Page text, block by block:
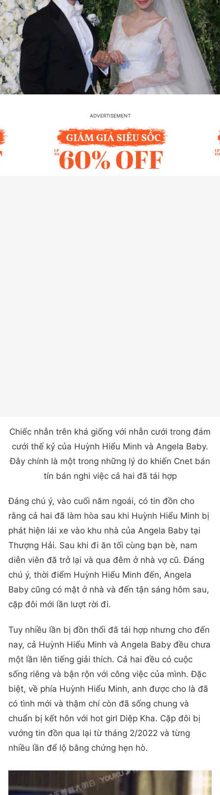
Chiếc nhẫn trên khá giống với nhẫn cưới trong đám
cưới thế kỷ của Huỳnh Hiểu Minh và Angela Baby.
Đây chính là một trong những lý do khiến Cnet bán
tín bán nghi việc cả hai đã tái hợp
Đáng chú ý, vào cuối năm ngoái, có tin đồn cho
rằng cả hai đã làm hòa sau khi Huỳnh Hiểu Minh bị
phát hiện lái xe vào khu nhà của Angela Baby tại
Thượng Hải. Sau khi đi ăn tối cùng bạn bè, nam
diễn viên đã trở lại và qua đêm ở nhà vợ cũ. Đáng
chú ý, thời điểm Huỳnh Hiểu Minh đến, Angela
Baby cũng có mặt ở nhà và đến tận sáng hôm sau,
cặp đôi mới lần lượt rời đi.
Tuy nhiều lần bị đồn thổi đã tái hợp nhưng cho đến
nay, cả Huỳnh Hiểu Minh và Angela Baby đều chưa
một lần lên tiếng giải thích. Cả hai đều có cuộc
sống riêng và bận rộn với công việc của mình. Đặc
biệt, về phía Huỳnh Hiểu Minh, anh được cho là đã
có tình mới và thậm chí còn đã sống chung và
chuẩn bị kết hôn với hot girl Diệp Kha. Cặp đôi bị
vướng tin đồn qua lại từ tháng 2/2022 và từng
nhiều lần để lộ bằng chứng hẹn hò.